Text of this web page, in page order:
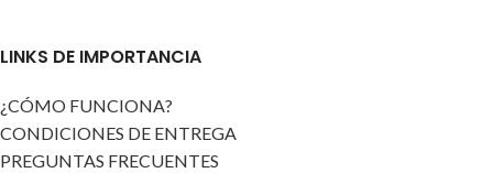
LINKS DE IMPORTANCIA
¿CÓMO FUNCIONA?
CONDICIONES DE ENTREGA
PREGUNTAS FRECUENTES